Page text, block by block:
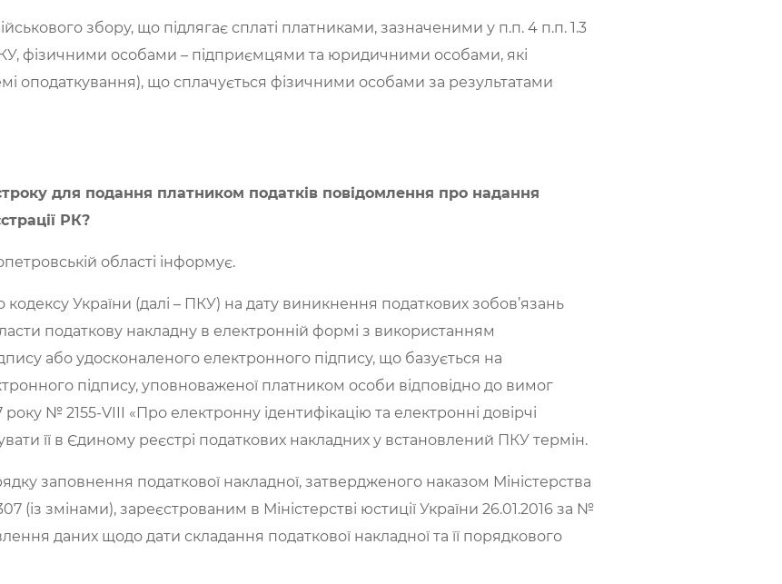
збору, що підлягає сплаті платниками, зазначеними у п.п. 4 п.п. 1.3
фізичними особами – підприємцями та юридичними особами, які
оподаткування), що сплачується фізичними особами за результатами
для подання платником податків повідомлення про надання
РК?
області інформує.
кодексу України (далі – ПКУ) на дату виникнення податкових зобов’язань
податкову накладну в електронній формі з використанням
або удосконаленого електронного підпису, що базується на
підпису, уповноваженої платником особи відповідно до вимог
№ 2155-VIII «Про електронну ідентифікацію та електронні довірчі
її в Єдиному реєстрі податкових накладних у встановлений ПКУ термін.
заповнення податкової накладної, затвердженого наказом Міністерства
(із змінами), зареєстрованим в Міністерстві юстиції України 26.01.2016 за №
даних щодо дати складання податкової накладної та її порядкового